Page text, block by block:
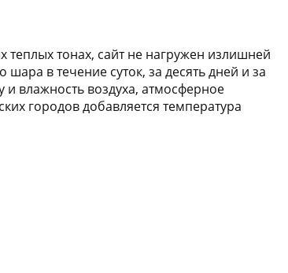
тонах, сайт не нагружен излишней
в течение суток, за десять дней и за
влажность воздуха, атмосферное
городов добавляется температура